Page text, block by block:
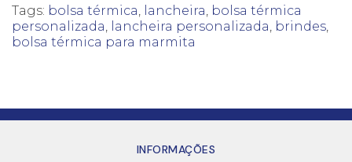
Tags: bolsa térmica, lancheira, bolsa térmica
personalizada, lancheira personalizada, brindes,
bolsa térmica para marmita
INFORMAÇÕES